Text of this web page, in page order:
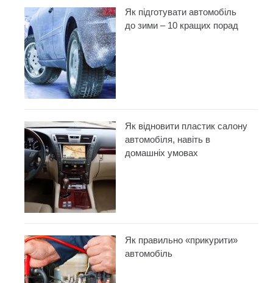
Як підготувати автомобіль
до зими – 10 кращих порад
Як відновити пластик салону
автомобіля, навіть в
домашніх умовах
Як правильно «прикурити»
автомобіль